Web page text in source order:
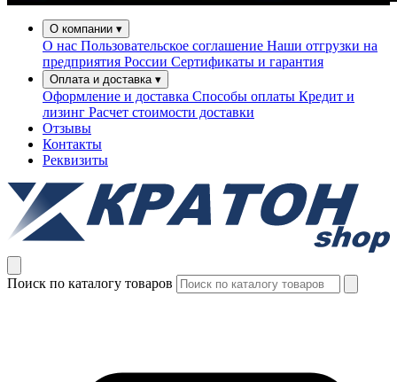
О компании ▾
О нас Пользовательское соглашение Наши отгрузки на
предприятия России Сертификаты и гарантия
Оплата и доставка ▾
Оформление и доставка Способы оплаты Кредит и
лизинг Расчет стоимости доставки
Отзывы
Контакты
Реквизиты
Поиск по каталогу товаров